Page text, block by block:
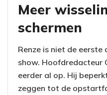
Meer
schermen
Renze is niet de
show. Hoofdredacteur
eerder al op. Hij
zeggen tot de